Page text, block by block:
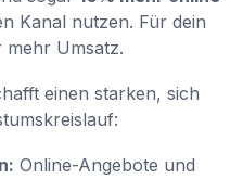
Kanal nutzen. Für dein
mehr Umsatz.
einen starken, sich
Online-Angebote und